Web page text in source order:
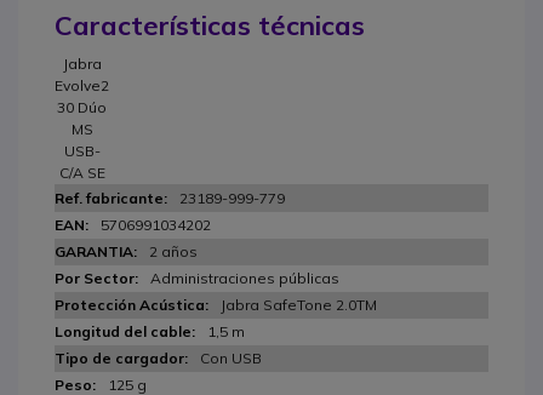
Características técnicas
Jabra
Evolve2
30 Dúo
MS
USB-
C/A SE
23189-999-779
5706991034202
2 años
Administraciones públicas
Jabra SafeTone 2.0TM
1,5 m
Con USB
125 g